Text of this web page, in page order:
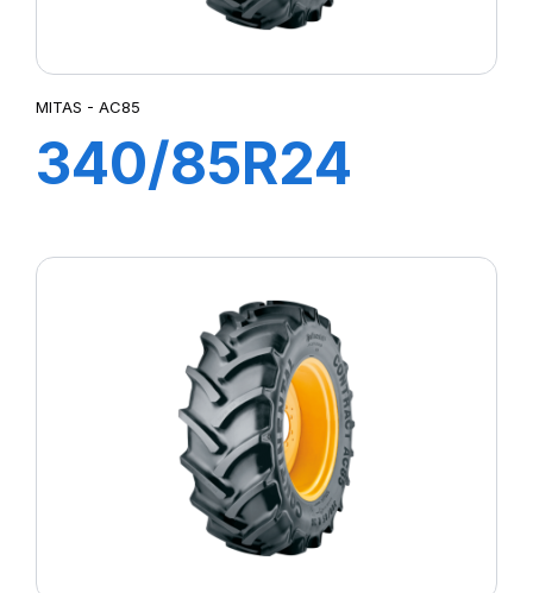
MITAS - AC85
340/85R24
(125B) TL AC85
MITAS